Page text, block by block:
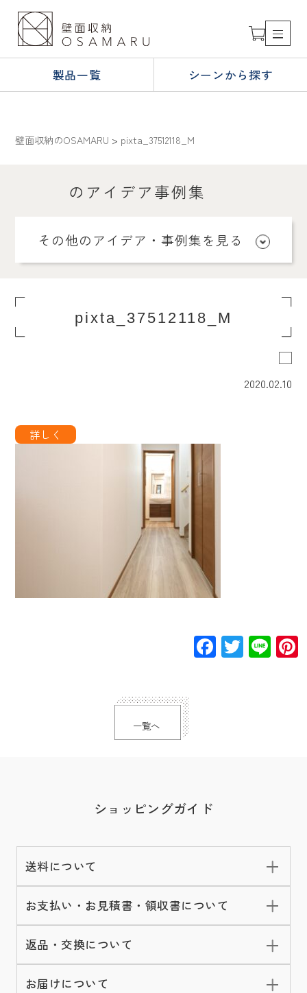
製品一覧 シーンから探す
壁面収納のOSAMARU > pixta_37512118_M
のアイデア事例集
その他のアイデア・事例集を見る
pixta_37512118_M
2020.02.10
Facebook
一覧へ
ショッピングガイド
送料について
お支払い・お見積書・領収書について
返品・交換について
お届けについて